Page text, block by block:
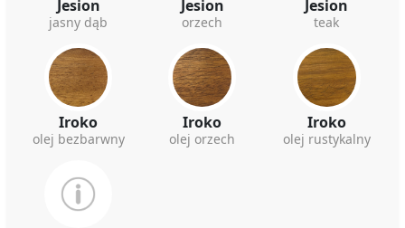
Jesion
jasny dąb
Jesion
orzech
Jesion
teak
Iroko
olej bezbarwny
Iroko
olej orzech
Iroko
olej rustykalny